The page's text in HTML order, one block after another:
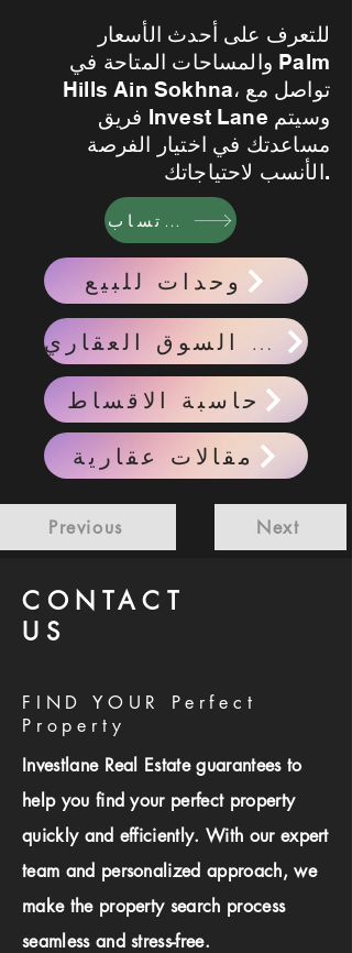
للتعرف على أحدث الأسعار
والمساحات المتاحة في Palm
Hills Ain Sokhna، تواصل مع
فريق Invest Lane وسيتم
مساعدتك في اختيار الفرصة
الأنسب لاحتياجاتك.
واتساب
وحدات للبيع
احدث اخبار السوق العقاري
حاسبة الاقساط
مقالات عقارية
Previous Next
CONTACT
US
FIND YOUR Perfect
Property
Investlane Real Estate guarantees to
help you find your perfect property
quickly and efficiently. With our expert
team and personalized approach, we
make the property search process
seamless and stress-free.